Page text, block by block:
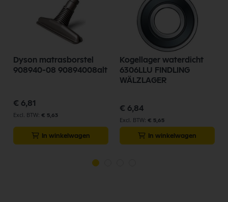
Dyson matrasborstel
908940-08 90894008alt
€ 6,81
€ 5,63
In winkelwagen
Kogellager waterdicht
6306LLU FINDLING
WÄLZLAGER
€ 6,84
€ 5,65
In winkelwagen